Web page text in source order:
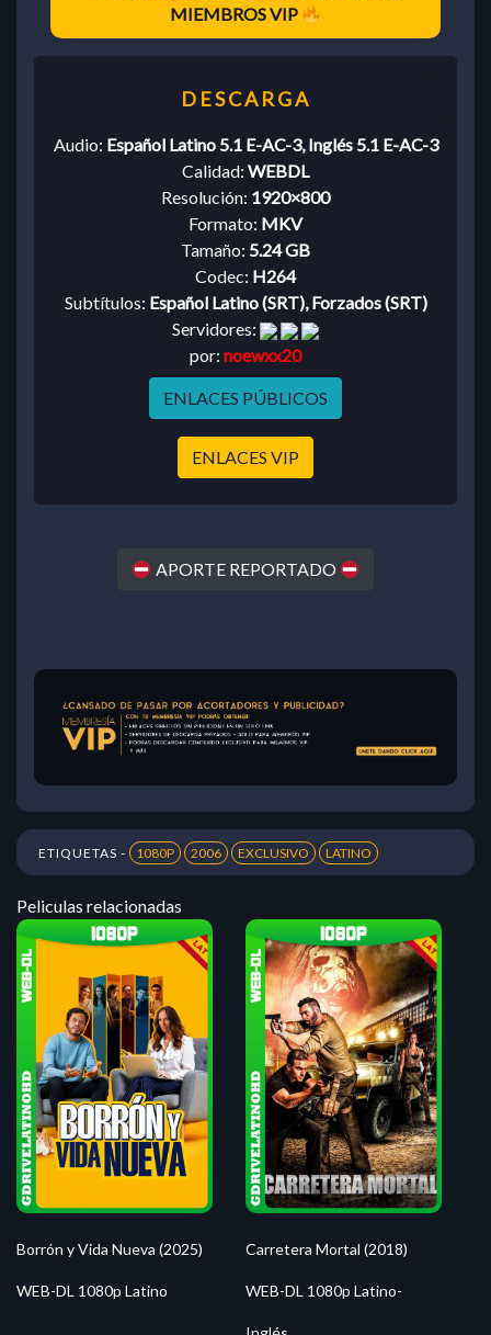
MIEMBROS VIP
Audio: Español Latino 5.1 E-AC-3, Inglés 5.1 E-AC-3
Calidad: WEBDL
Resolución: 1920×800
Formato: MKV
Tamaño: 5.24 GB
Codec: H264
Subtítulos: Español Latino (SRT), Forzados (SRT)
Servidores:
por: noewxx20
ENLACES PÚBLICOS
ENLACES VIP
APORTE REPORTADO
ETIQUETAS - 1080P 2006 EXCLUSIVO LATINO
Peliculas relacionadas
Borrón y Vida Nueva (2025)
WEB-DL 1080p Latino
Carretera Mortal (2018)
WEB-DL 1080p Latino-